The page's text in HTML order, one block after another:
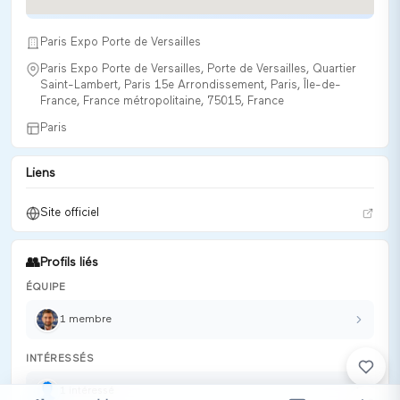
Paris Expo Porte de Versailles
Paris Expo Porte de Versailles, Porte de Versailles, Quartier
Saint-Lambert, Paris 15e Arrondissement, Paris, Île-de-
France, France métropolitaine, 75015, France
Paris
Liens
Site officiel
👥Profils liés
ÉQUIPE
1 membre
INTÉRESSÉS
Avec plus de 35,000 visiteurs annuels, l'Expozoo Paris
France, réunissant une communauté passionnée par les
chiens, chats et reptiles.
Organisation
Le salon est organisé par
animalier, favorisant l'innovation et le partage de